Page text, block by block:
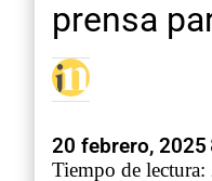
prensa
20 febrero, 2025
Tiempo de